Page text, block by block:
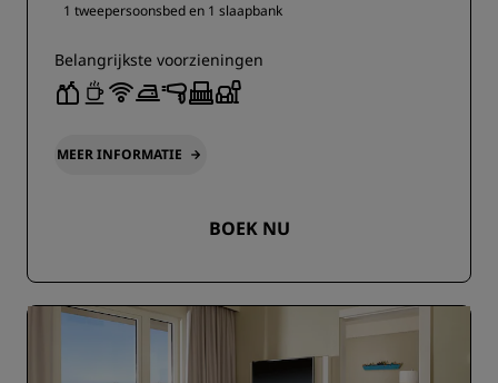
1 tweepersoonsbed en 1 slaapbank
Belangrijkste voorzieningen
MEER INFORMATIE
BOEK NU